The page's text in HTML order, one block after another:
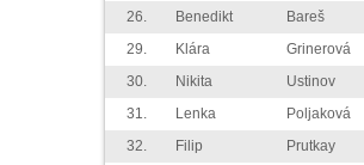
26.
Benedikt Bareš
29.
Klára Grinerová
30.
Nikita Ustinov
31.
Lenka Poljaková
32.
Filip Prutkay